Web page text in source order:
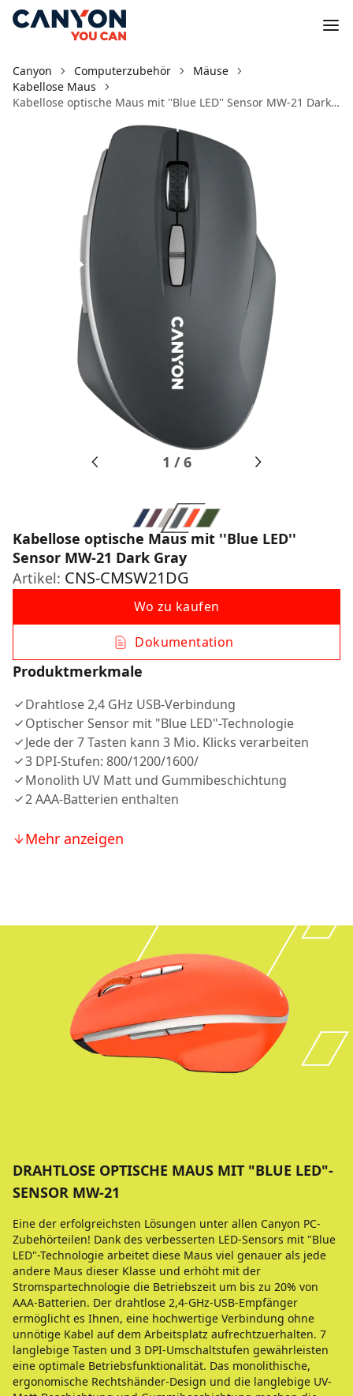
Canyon Computerzubehör
Mäuse
Kabellose Maus
Kabellose optische Maus mit ''Blue LED'' Sensor MW-21 Dark Gray
1 /6
Kabellose optische Maus mit ''Blue LED''
Sensor MW-21 Dark Gray
Artikel: CNS-CMSW21DG
Wo zu kaufen
Dokumentation
Produktmerkmale
Drahtlose 2,4 GHz USB-Verbindung
Optischer Sensor mit "Blue LED"-Technologie
Jede der 7 Tasten kann 3 Mio. Klicks verarbeiten
3 DPI-Stufen: 800/1200/1600/
Monolith UV Matt und Gummibeschichtung
2 AAA-Batterien enthalten
Mehr anzeigen
DRAHTLOSE OPTISCHE MAUS MIT "BLUE LED"-
SENSOR MW-21
Eine der erfolgreichsten Lösungen unter allen Canyon PC-
Zubehörteilen! Dank des verbesserten LED-Sensors mit "Blue
LED"-Technologie arbeitet diese Maus viel genauer als jede
andere Maus dieser Klasse und erhöht mit der
Stromspartechnologie die Betriebszeit um bis zu 20% von
AAA-Batterien. Der drahtlose 2,4-GHz-USB-Empfänger
ermöglicht es Ihnen, eine hochwertige Verbindung ohne
unnötige Kabel auf dem Arbeitsplatz aufrechtzuerhalten. 7
langlebige Tasten und 3 DPI-Umschaltstufen gewährleisten
eine optimale Betriebsfunktionalität. Das monolithische,
ergonomische Rechtshänder-Design und die langlebige UV-